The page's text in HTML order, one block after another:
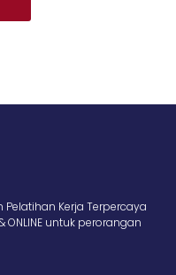
Kerja Terpercaya
ONLINE untuk perorangan